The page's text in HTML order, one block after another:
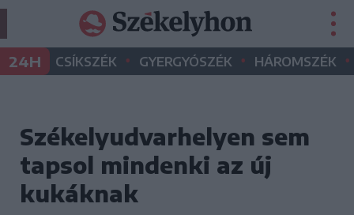
24H CSÍKSZÉK • GYERGYÓSZÉK • HÁROMSZÉK •
Székelyudvarhelyen sem
tapsol mindenki az új
kukáknak